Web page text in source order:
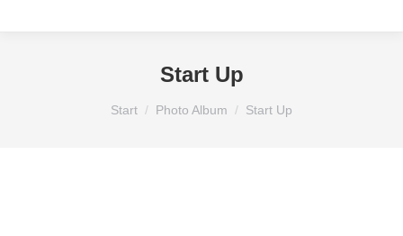
Start Up
Sie befinden sich hier:
Start Photo Album Start Up